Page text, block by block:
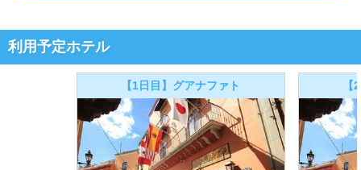
利用予定ホテル
【1日目】グアナファト